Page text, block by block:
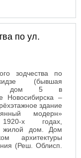
по ул.
зодчества по
(бывшая
дом 5 в
Новосибирска –
здание
модерн»
х годах,
жилой дом. Дом
архитектуры
(Реш. Облисп.